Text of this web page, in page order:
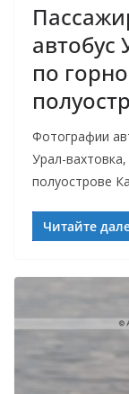
автобус
по
Фотографии
Урал-
полуострове
Читайте